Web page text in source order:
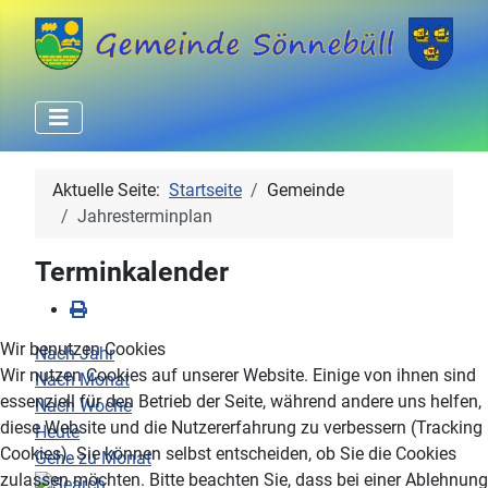
Aktuelle Seite: Startseite
Gemeinde
Jahresterminplan
Terminkalender
Nach Jahr
Nach Monat
Nach Woche
Heute
Gehe zu Monat
Wir benutzen Cookies
Wir nutzen Cookies auf unserer Website. Einige von ihnen sind
essenziell für den Betrieb der Seite, während andere uns helfen,
diese Website und die Nutzererfahrung zu verbessern (Tracking
Cookies). Sie können selbst entscheiden, ob Sie die Cookies
zulassen möchten. Bitte beachten Sie, dass bei einer Ablehnung